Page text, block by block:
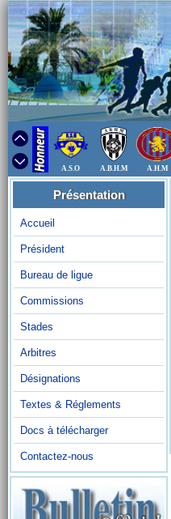
A.S.O A.B.H.M A.H.M
Présentation
Accueil
Président
Bureau de ligue
Commissions
Stades
Arbitres
Désignations
Textes & Réglements
Docs à télécharger
Contactez-nous